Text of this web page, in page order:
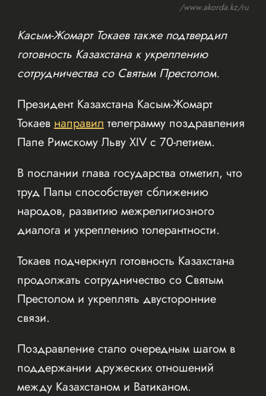
/www.akorda.kz/ru
Касым-Жомарт Токаев также подтвердил
готовность Казахстана к укреплению
сотрудничества со Святым Престолом.
Президент Казахстана Касым-Жомарт
Токаевнаправилтелеграмму поздравления
Папе Римскому Льву XIV с 70-летием.
В послании глава государства отметил, что
труд Папы способствует сближению
народов, развитию межрелигиозного
диалога и укреплению толерантности.
Токаев подчеркнул готовность Казахстана
продолжать сотрудничество со Святым
Престолом и укреплять двусторонние
связи.
Поздравление стало очередным шагом в
поддержании дружеских отношений
между Казахстаном и Ватиканом.